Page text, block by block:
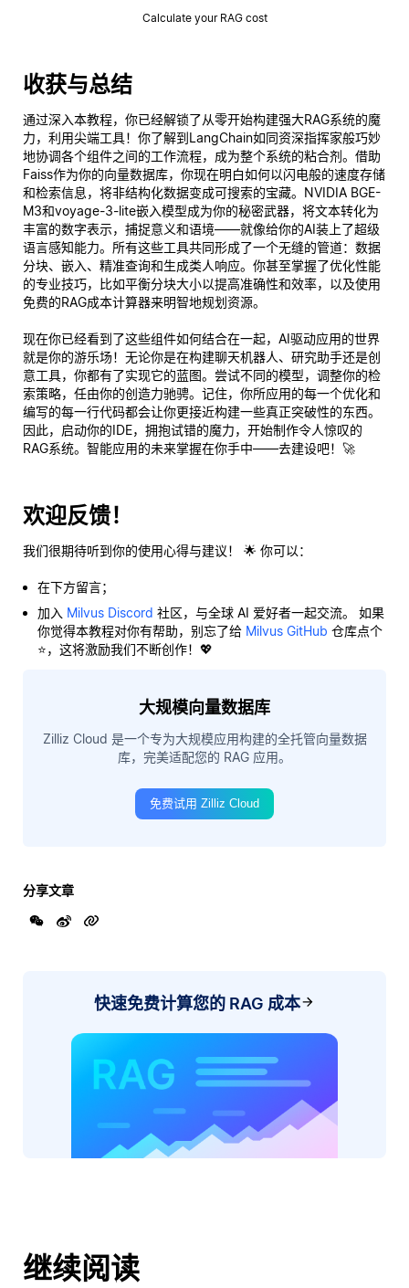
Calculate your RAG cost
收获与总结
通过深入本教程，你已经解锁了从零开始构建强大RAG系统的魔
力，利用尖端工具！你了解到LangChain如同资深指挥家般巧妙
地协调各个组件之间的工作流程，成为整个系统的粘合剂。借助
Faiss作为你的向量数据库，你现在明白如何以闪电般的速度存储
和检索信息，将非结构化数据变成可搜索的宝藏。NVIDIA BGE-
M3和voyage-3-lite嵌入模型成为你的秘密武器，将文本转化为
丰富的数字表示，捕捉意义和语境——就像给你的AI装上了超级
语言感知能力。所有这些工具共同形成了一个无缝的管道：数据
分块、嵌入、精准查询和生成类人响应。你甚至掌握了优化性能
的专业技巧，比如平衡分块大小以提高准确性和效率，以及使用
免费的RAG成本计算器来明智地规划资源。
现在你已经看到了这些组件如何结合在一起，AI驱动应用的世界
就是你的游乐场！无论你是在构建聊天机器人、研究助手还是创
意工具，你都有了实现它的蓝图。尝试不同的模型，调整你的检
索策略，任由你的创造力驰骋。记住，你所应用的每一个优化和
编写的每一行代码都会让你更接近构建一些真正突破性的东西。
因此，启动你的IDE，拥抱试错的魔力，开始制作令人惊叹的
RAG系统。智能应用的未来掌握在你手中——去建设吧！🚀
欢迎反馈！
我们很期待听到你的使用心得与建议！ 🌟 你可以：
在下方留言；
加入 Milvus Discord 社区，与全球 AI 爱好者一起交流。 如果
你觉得本教程对你有帮助，别忘了给 Milvus GitHub 仓库点个
⭐，这将激励我们不断创作！💖
大规模向量数据库
Zilliz Cloud 是一个专为大规模应用构建的全托管向量数据
库，完美适配您的 RAG 应用。
免费试用 Zilliz Cloud
分享文章
快速免费计算您的 RAG 成本
继续阅读